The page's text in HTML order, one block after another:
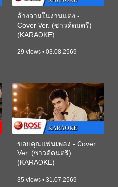
ล้างจานในงานแต่ง -
Cover Ver. (ซาวด์ดนตรี)
(KARAOKE)
29 views • 03.08.2569
ขอบคุณแฟนเพลง - Cover
Ver. (ซาวด์ดนตรี)
(KARAOKE)
35 views • 31.07.2569